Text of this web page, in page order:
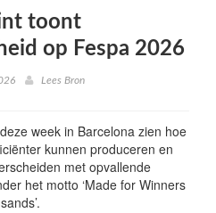
toont
op Fespa 2026
Lees Bron
week in Barcelona zien hoe
kunnen produceren en
met opvallende
het motto ‘Made for Winners